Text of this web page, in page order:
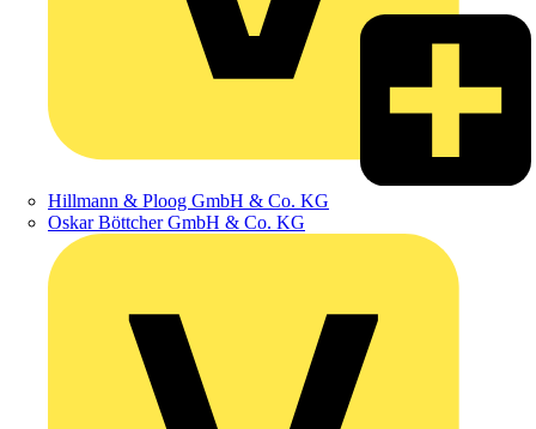
Hillmann & Ploog GmbH & Co. KG
Oskar Böttcher GmbH & Co. KG